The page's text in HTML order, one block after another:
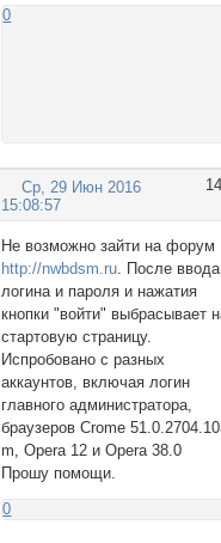
0
14
Ср, 29 Июн 2016
15:08:57
Не возможно зайти на форум
http://nwbdsm.ru . После ввода
логина и пароля и нажатия
кнопки "войти" выбрасывает
стартовую страницу.
Испробовано с разных
аккаунтов, включая логин
главного администратора,
браузеров Crome
m, Opera 12 и Opera 38.0
Прошу помощи.
0